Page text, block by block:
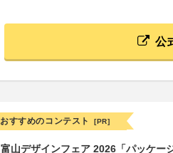
公
おすすめのコンテスト [PR]
富山デザインフェア 2026「パッケー